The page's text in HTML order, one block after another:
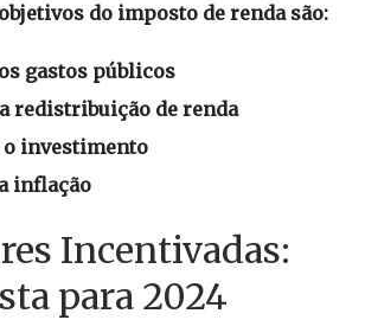
do imposto de renda são:
gastos públicos
redistribuição de renda
investimento
inflação
Incentivadas:
para 2024